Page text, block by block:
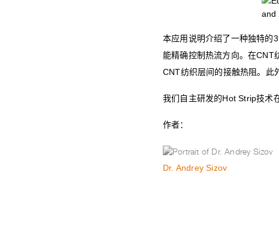
本应用说明介绍了一种独特的
能精确控制热流方向。在CNT
CNT纺织层间的接触热阻。此
我们自主研发的Hot Strip技术‌
作者：
Dr. Andrey Sizov